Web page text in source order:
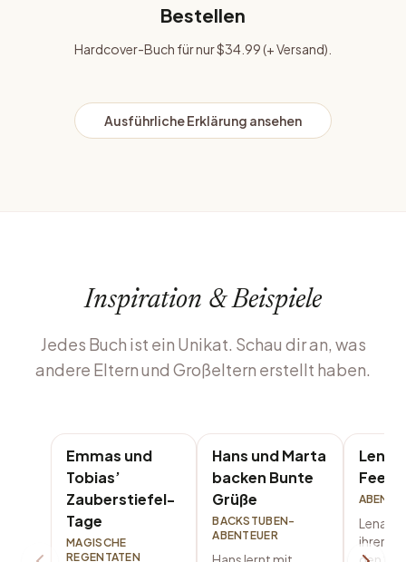
Bestellen
Hardcover-Buch für nur$34.99(+ Versand).
Ausführliche Erklärung ansehen
Inspiration & Beispiele
Jedes Buch ist ein Unikat. Schau dir an, was
andere Eltern und Großeltern erstellt haben.
Emmas und
Tobias’
Zauberstiefel-
Tage
MAGISCHE
REGENTATEN
Hans und Marta
backen Bunte
Grüße
BACKSTUBEN-
ABENTEUER
Lena
Lena
ihrer